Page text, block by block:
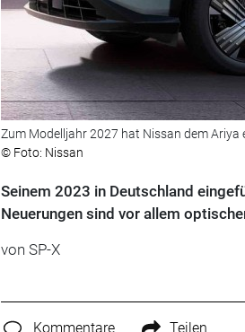
Zum Modelljahr 2027 hat Nissan dem Ariya
© Foto: Nissan
Seinem 2023 in Deutschland
Neuerungen sind vor allem
von SP-X
Kommentare Teilen